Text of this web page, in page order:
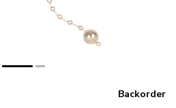
Backorder